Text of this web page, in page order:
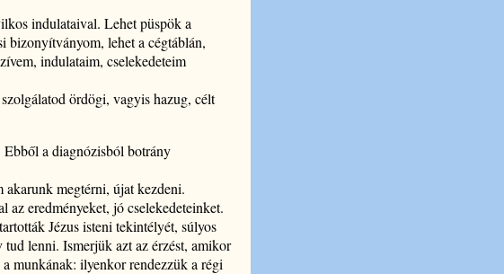
indulataival. Lehet püspök a
bizonyítványom, lehet a cégtáblán,
indulataim, cselekedeteim
ördögi, vagyis hazug, célt
Ebből a diagnózisból botrány
akarunk megtérni, újat kezdeni.
eredményeket, jó cselekedeteinket.
Jézus isteni tekintélyét, súlyos
lenni. Ismerjük azt az érzést, amikor
munkának: ilyenkor rendezzük a régi